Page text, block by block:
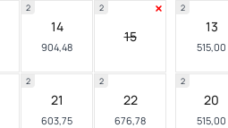
14
904,48
2
15
2
21
603,75
2
22
676,78
2
13
515,00
2
20
515,00
2